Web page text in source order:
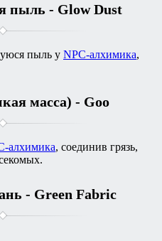
пыль - Glow Dust
пыль у NPC-алхимика,
масса) - Goo
алхимика, соединив грязь,
- Green Fabric